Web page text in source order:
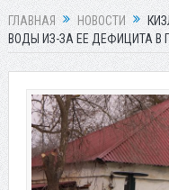
ГЛАВНАЯ НОВОСТИ
ВОДЫ ИЗ-ЗА ЕЕ ДЕФИЦИТА В